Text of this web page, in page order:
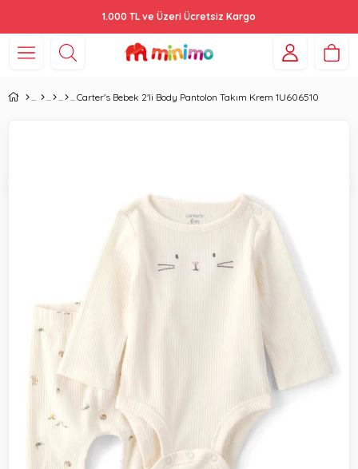
1.000 TL ve Üzeri Ücretsiz Kargo
Carter's Bebek 2'li Body Pantolon Takım Krem 1U606510